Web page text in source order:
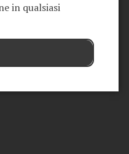
in qualsiasi